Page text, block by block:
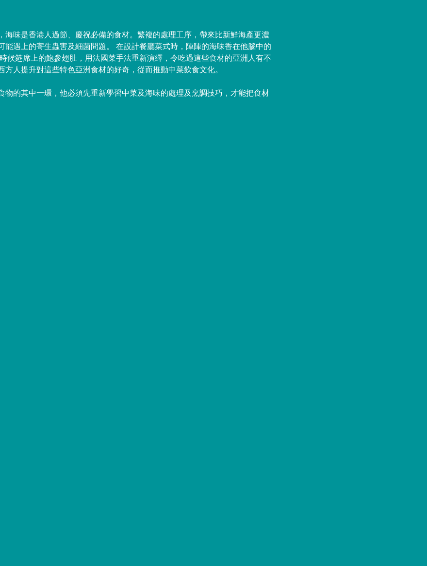
海味是香港人過節、慶祝必備的食材。繁複的處理工序，帶來比新鮮海產更濃
能遇上的寄生蟲害及細菌問題。 在設計餐廳菜式時，陣陣的海味香在他腦中的
候筵席上的鮑參翅肚，用法國菜手法重新演繹，令吃過這些食材的亞洲人有不
方人提升對這些特色亞洲食材的好奇，從而推動中菜飲食文化。
物的其中一環，他必須先重新學習中菜及海味的處理及烹調技巧，才能把食材